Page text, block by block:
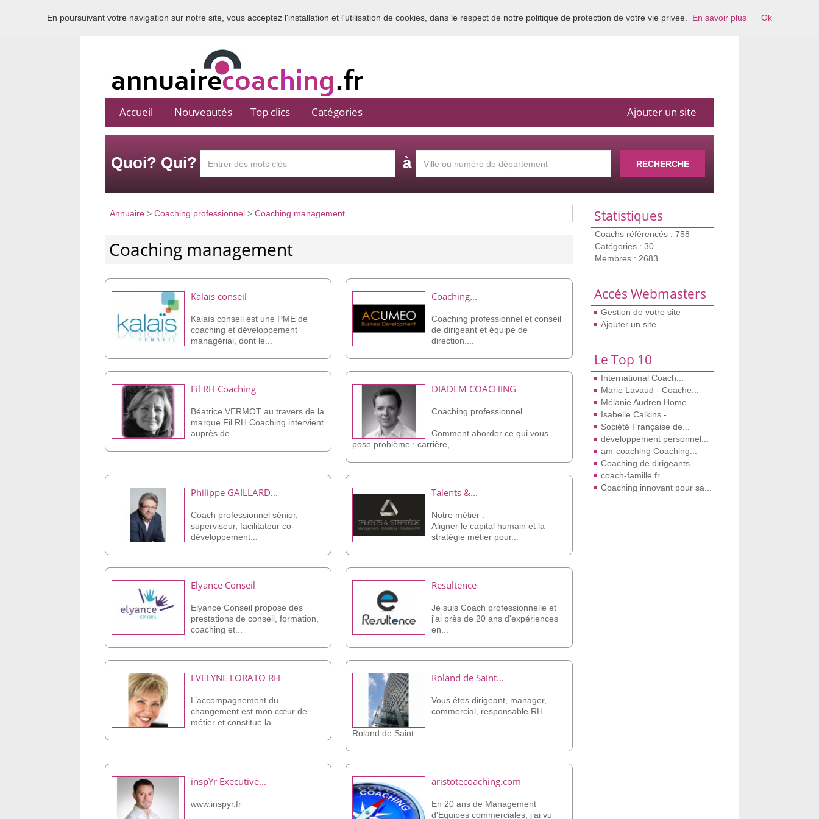
Bienvenue sur l'annuaire du coaching en France
Accueil Nouveautés Top clics Catégories Ajouter un site
Quoi? Qui? à RECHERCHE
Statistiques
Coachs référencés : 758
Catégories : 30
Membres : 2683
Accés Webmasters
Gestion de votre site
Ajouter un site
Le Top 10
International Coach...
Marie Lavaud - Coache...
Mélanie Audren Home...
Isabelle Calkins -...
Société Française de...
développement personnel...
am-coaching Coaching...
Coaching de dirigeants
coach-famille.fr
Coaching innovant pour sa...
Annuaire > Coaching professionnel > Coaching management
Coaching management
Kalaïs conseil
Kalaïs conseil est une PME de
coaching et développement
managérial, dont le...
Coaching...
Coaching professionnel et conseil
de dirigeant et équipe de
direction....
Fil RH Coaching
Béatrice VERMOT au travers de la
marque Fil RH Coaching intervient
auprès de...
DIADEM COACHING
Coaching professionnel
Comment aborder ce qui vous
pose problème : carrière,...
Philippe GAILLARD...
Coach professionnel sénior,
superviseur, facilitateur co-
développement...
Talents &...
Notre métier :
Aligner le capital humain et la
stratégie métier pour...
Elyance Conseil
Elyance Conseil propose des
prestations de conseil, formation,
coaching et...
Resultence
Je suis Coach professionnelle et
j'ai près de 20 ans d'expériences
en...
EVELYNE LORATO RH
L’accompagnement du
changement est mon cœur de
métier et constitue la...
Roland de Saint...
Vous êtes dirigeant, manager,
commercial, responsable RH ...
Roland de Saint...
inspYr Executive...
www.inspyr.fr
aristotecoaching.com
En 20 ans de Management
d'Equipes commerciales, j’ai vu
En poursuivant votre navigation sur notre site, vous acceptez l'installation et l'utilisation de cookies, dans le respect de notre politique de protection de votre vie privee. En savoir plus Ok